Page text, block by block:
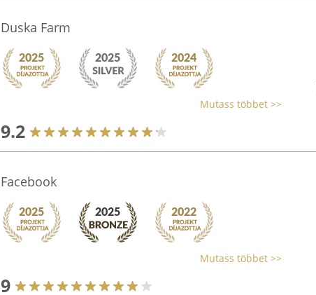
Duska Farm
Mutass többet >>
9.2
Facebook
Mutass többet >>
9